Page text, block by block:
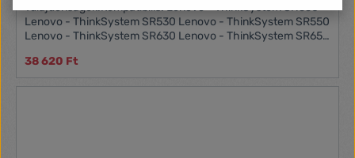
Tulajdonságok:Kompatibilis: Lenovo - ThinkSystem SN550
Lenovo - ThinkSystem SR530 Lenovo - ThinkSystem SR550
Lenovo - ThinkSystem SR630 Lenovo - ThinkSystem SR650
38 620 Ft